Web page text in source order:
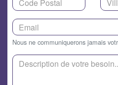
Nous ne communiquerons jamais